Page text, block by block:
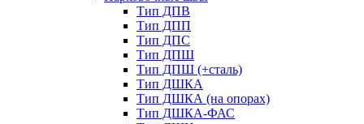
Тип ДПВ
Тип ДПП
Тип ДПС
Тип ДПШ
Тип ДПШ (+сталь)
Тип ДШКА
Тип ДШКА (на опорах)
Тип ДШКА-ФАС